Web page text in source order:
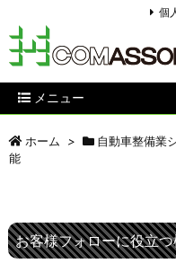
メニュー
個
ホーム > 自動車整備業
能
お客様フォローに役立